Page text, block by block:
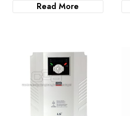
Read More